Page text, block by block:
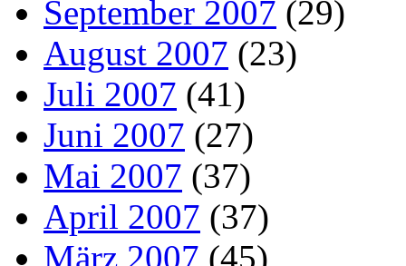
September 2007 (29)
August 2007 (23)
Juli 2007 (41)
Juni 2007 (27)
Mai 2007 (37)
April 2007 (37)
März 2007 (45)